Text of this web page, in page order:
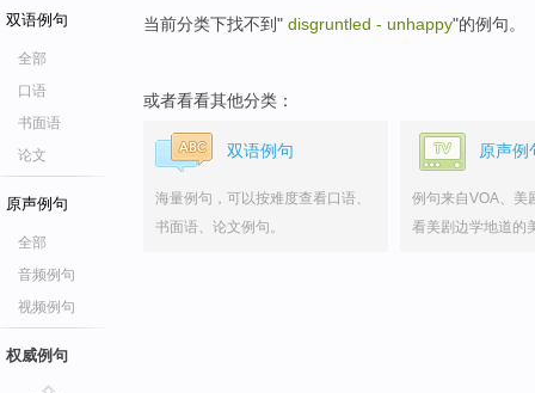
双语例句
全部
口语
书面语
论文
原声例句
全部
音频例句
视频例句
权威例句
当前分类下找不到" disgruntled - unhappy"的例句。
或者看看其他分类：
双语例句
海量例句，可以按难度查看口语、
书面语、论文例句。
原声例
例句来自VOA、美
看美剧边学地道的